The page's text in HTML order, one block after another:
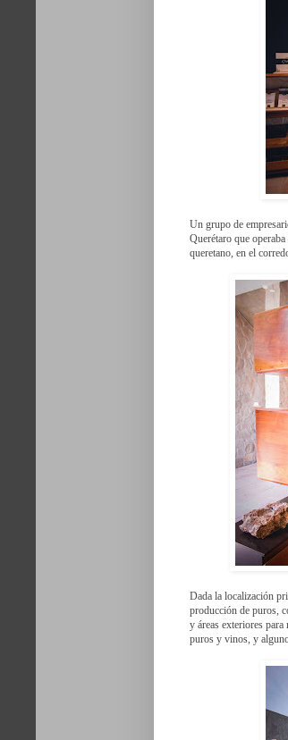
Un grupo de
Querétaro que
queretano, en el
Dada la localización
producción de puros,
y áreas exteriores
puros y vinos, y